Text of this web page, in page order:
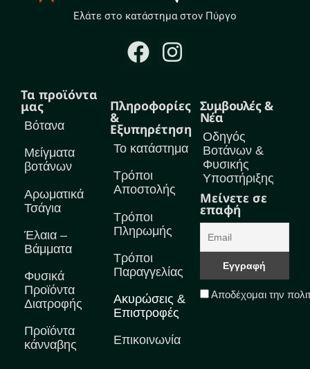
Ελάτε στο κατάστημα στον Πύργο
Τα προϊόντα
μας
Βότανα
Μείγματα
βοτάνων
Αρωματικά
Τσάγια
Έλαια –
Βάμματα
Φυσικά
Προϊόντα
Διατροφής
Προϊόντα
κάνναβης
Πληροφορίες
&
Εξυπηρέτηση
Το κατάστημα
Τρόποι
Αποστολής
Τρόποι
Πληρωμής
Τρόποι
Παραγγελίας
Ακυρώσεις &
Επιστροφές
Επικοινωνία
Συμβουλές &
Νέα
Οδηγός
Βοτάνων &
Φυσικής
Υποστήριξης
Μείνετε σε
επαφή
Αποδέχομαι την